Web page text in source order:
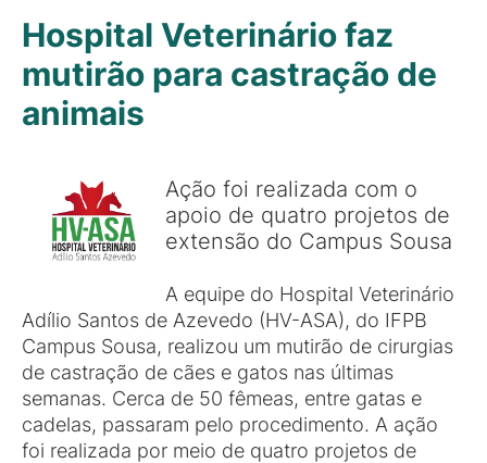
Hospital Veterinário faz
mutirão para castração de
animais
Ação foi realizada com o
apoio de quatro projetos de
extensão do Campus Sousa
A equipe do Hospital Veterinário
Adílio Santos de Azevedo (HV-ASA), do IFPB
Campus Sousa, realizou um mutirão de cirurgias
de castração de cães e gatos nas últimas
semanas. Cerca de 50 fêmeas, entre gatas e
cadelas, passaram pelo procedimento. A ação
foi realizada por meio de quatro projetos de